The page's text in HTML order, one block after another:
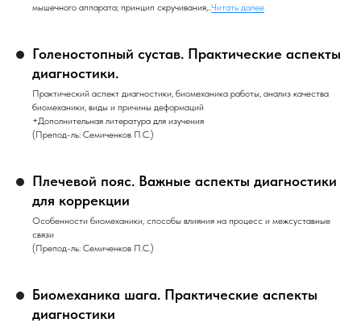
мышечного аппарата; принцип скручивания,..Читать далее
Голеностопный сустав. Практические аспекты
диагностики.
Практический аспект диагностики, биомеханика работы, анализ качества
биомеханики, виды и причины деформаций
+Дополнительная литература для изучения
(Препод-ль: Семиченков П.С.)
Плечевой пояс. Важные аспекты диагностики
для коррекции
Особенности биомеханики, способы влияния на процесс и межсуставные
связи
(Препод-ль: Семиченков П.С.)
Биомеханика шага. Практические аспекты
диагностики